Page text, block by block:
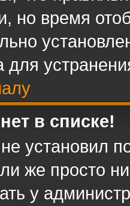
но время
для
в списке!
установил
же просто
у